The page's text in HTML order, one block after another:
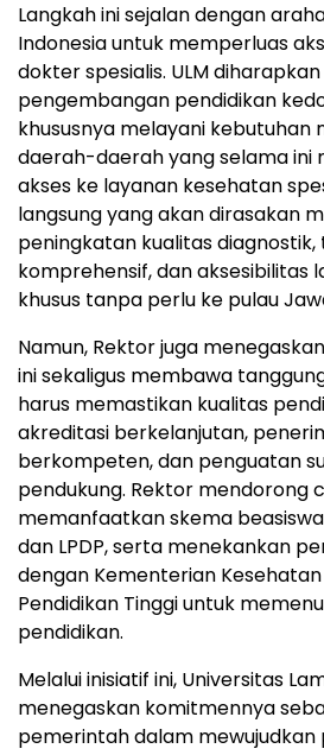
Langkah ini sejalan dengan
Indonesia untuk memperluas
dokter spesialis. ULM
pengembangan pendidikan
khususnya melayani kebutuhan
daerah-daerah yang selama ini
akses ke layanan kesehatan
langsung yang akan dirasakan
peningkatan kualitas
komprehensif, dan aksesibilitas
khusus tanpa perlu ke pulau
Namun, Rektor juga
ini sekaligus membawa
harus memastikan kualitas
akreditasi berkelanjutan,
berkompeten, dan penguatan
pendukung. Rektor mendorong
memanfaatkan skema
dan LPDP, serta menekankan
dengan Kementerian
Pendidikan Tinggi untuk
pendidikan.
Melalui inisiatif ini, Universitas
menegaskan komitmennya
pemerintah dalam